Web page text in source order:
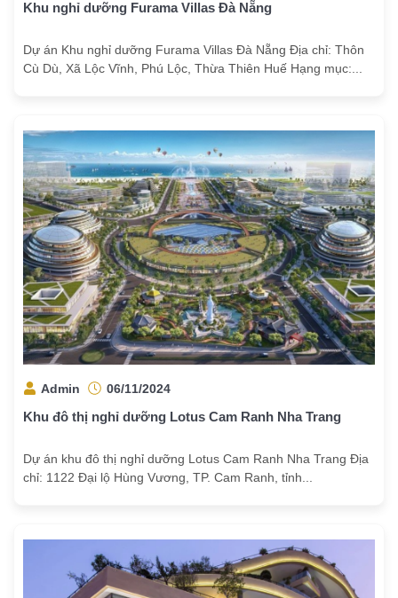
Khu nghỉ dưỡng Furama Villas Đà Nẵng
Dự án Khu nghỉ dưỡng Furama Villas Đà Nẵng Địa chỉ: Thôn
Cù Dù, Xã Lộc Vĩnh, Phú Lộc, Thừa Thiên Huế Hạng mục:...
Admin 06/11/2024
Khu đô thị nghỉ dưỡng Lotus Cam Ranh Nha Trang
Dự án khu đô thị nghỉ dưỡng Lotus Cam Ranh Nha Trang Địa
chỉ: 1122 Đại lộ Hùng Vương, TP. Cam Ranh, tỉnh...